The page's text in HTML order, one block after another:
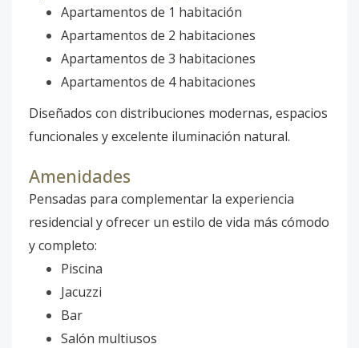
Apartamentos de 1 habitación
Apartamentos de 2 habitaciones
Apartamentos de 3 habitaciones
Apartamentos de 4 habitaciones
Diseñados con distribuciones modernas, espacios
funcionales y excelente iluminación natural.
Amenidades
Pensadas para complementar la experiencia
residencial y ofrecer un estilo de vida más cómodo
y completo:
Piscina
Jacuzzi
Bar
Salón multiusos